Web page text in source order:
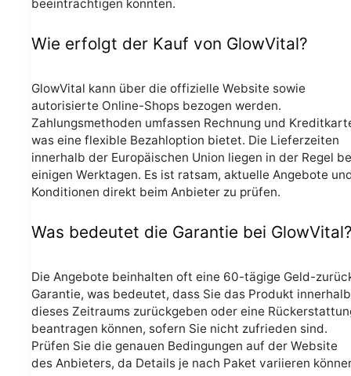
beeinträchtigen könnten.
Wie erfolgt der Kauf von GlowVital?
GlowVital kann über die offizielle Website sowie
autorisierte Online-Shops bezogen werden.
Zahlungsmethoden umfassen Rechnung und
was eine flexible Bezahloption bietet. Die Lieferzeiten
innerhalb der Europäischen Union liegen in der Regel
einigen Werktagen. Es ist ratsam, aktuelle Angebote
Konditionen direkt beim Anbieter zu prüfen.
Was bedeutet die Garantie bei
Die Angebote beinhalten oft eine 60-tägige Geld-
Garantie, was bedeutet, dass Sie das Produkt innerhalb
dieses Zeitraums zurückgeben oder eine
beantragen können, sofern Sie nicht zufrieden sind.
Prüfen Sie die genauen Bedingungen auf der Website
des Anbieters, da Details je nach Paket variieren